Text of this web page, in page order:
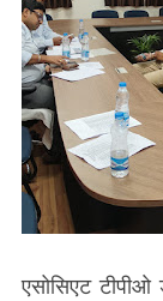
एसोसिएट टीपीओ